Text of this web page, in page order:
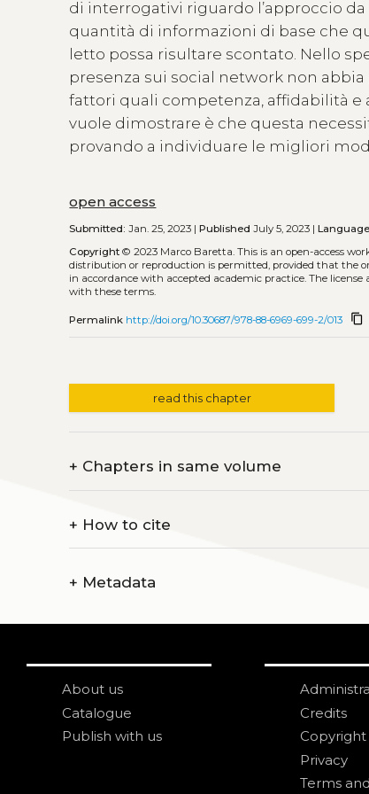
di interrogativi riguardo l’approccio
quantità di informazioni di base che
letto possa risultare scontato. Nello
presenza sui social network non
fattori quali competenza, affidabilità e
vuole dimostrare è che questa
provando a individuare le migliori
open access
Submitted: Jan. 25, 2023 |Published July 5, 2023 |
Copyright © 2023 Marco Baretta.This is an open-access
distribution or reproduction is permitted, provided that the
in accordance with accepted academic practice. The
with these terms.
Permalink http://doi.org/10.30687/978-88-6969-699-2/013 content_copy
read this chapter
+ Chapters in same volume
+ How to cite
+ Metadata
About us
Catalogue
Publish with us
Credits
Copyright
Privacy
Terms